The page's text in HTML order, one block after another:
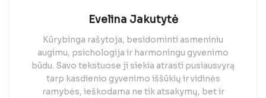
Evelina Jakutytė
Kūrybinga rašytoja, besidominti asmeniniu
augimu, psichologija ir harmoningu gyvenimo
būdu. Savo tekstuose ji siekia atrasti pusiausvyrą
tarp kasdienio gyvenimo iššūkių ir vidinės
ramybės, ieškodama ne tik atsakymų, bet ir